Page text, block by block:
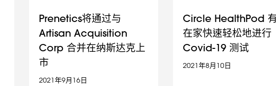
Prenetics将通过与
Artisan Acquisition
Corp 合并在纳斯达克上
市
2021年9月16日
Circle HealthPod
在家快速轻松地进行
Covid-19 测试
2021年8月10日